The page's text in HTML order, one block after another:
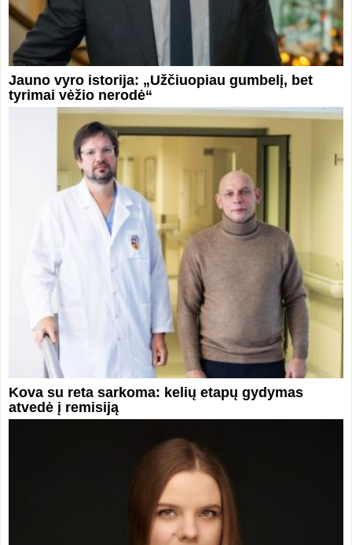
Jauno vyro istorija: „Užčiuopiau gumbelį, bet
tyrimai vėžio nerodė“
Kova su reta sarkoma: kelių etapų gydymas
atvedė į remisiją